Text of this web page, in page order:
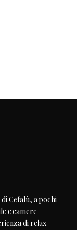
Cefalù, a pochi
e camere
di relax